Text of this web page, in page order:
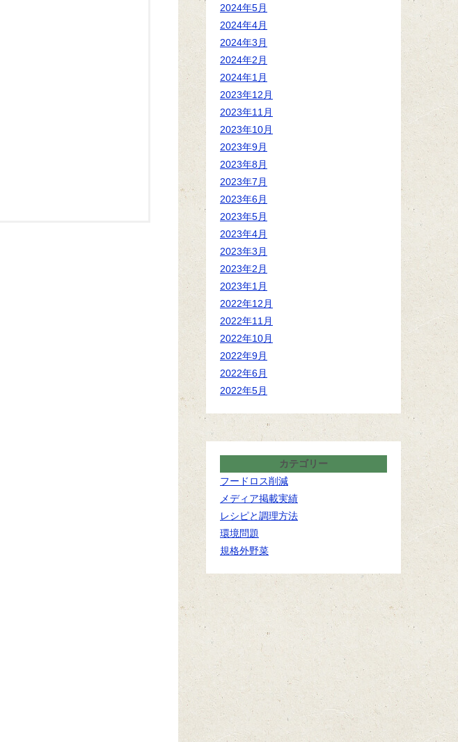
2024年5月
2024年4月
2024年3月
2024年2月
2024年1月
2023年12月
2023年11月
2023年10月
2023年9月
2023年8月
2023年7月
2023年6月
2023年5月
2023年4月
2023年3月
2023年2月
2023年1月
2022年12月
2022年11月
2022年10月
2022年9月
2022年6月
2022年5月
カテゴリー
フードロス削減
メディア掲載実績
レシピと調理方法
環境問題
規格外野菜